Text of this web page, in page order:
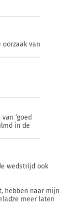
van
‘goed
in de
wedstrijd ook
hebben naar mijn
meer laten